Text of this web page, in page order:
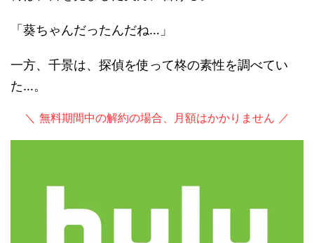
「葵ちゃんだったんだね…」
一方、千景は、探偵を使って柊の素性を調べてい
た…。
＼ 無料期間中の解約の場合、月額はかかりません ／